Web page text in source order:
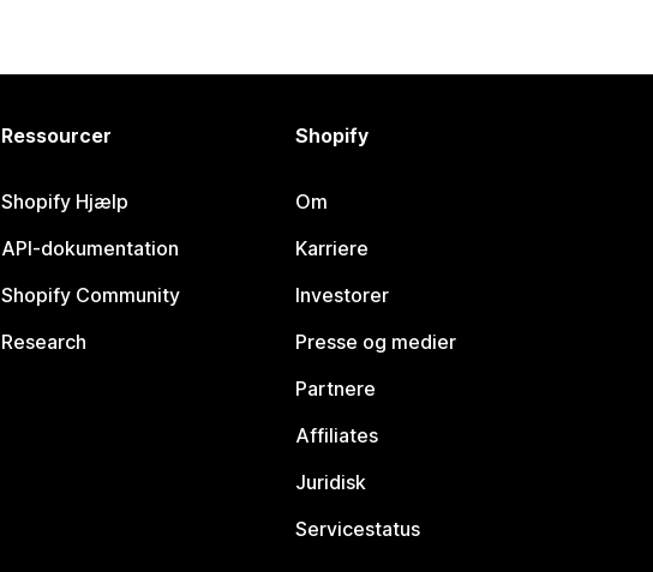
Ressourcer
Shopify Hjælp
API-dokumentation
Shopify Community
Research
Shopify
Om
Karriere
Investorer
Presse og medier
Partnere
Affiliates
Juridisk
Servicestatus